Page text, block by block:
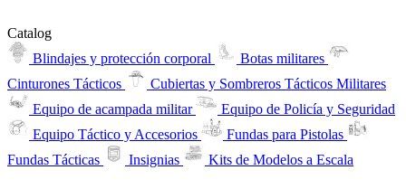
Catalog
Blindajes y protección corporal
Botas militares
Cinturones Tácticos
Cubiertas y Sombreros Tácticos Militares
Equipo de acampada militar
Equipo de Policía y Seguridad
Equipo Táctico y Accesorios
Fundas para Pistolas
Fundas Tácticas
Insignias Kits de Modelos a Escala